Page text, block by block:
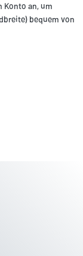
Konto an, um
bequem von